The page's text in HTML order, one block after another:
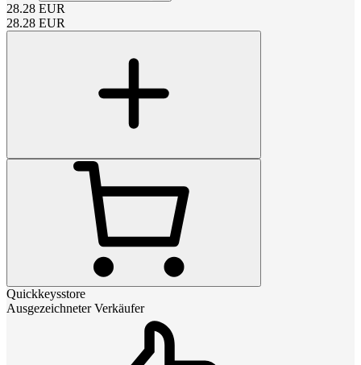
28.28 EUR
28.28 EUR
Quickkeysstore
Ausgezeichneter Verkäufer